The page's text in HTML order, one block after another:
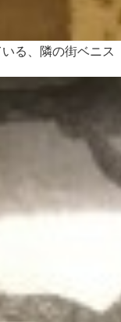
る、隣の街ベニス